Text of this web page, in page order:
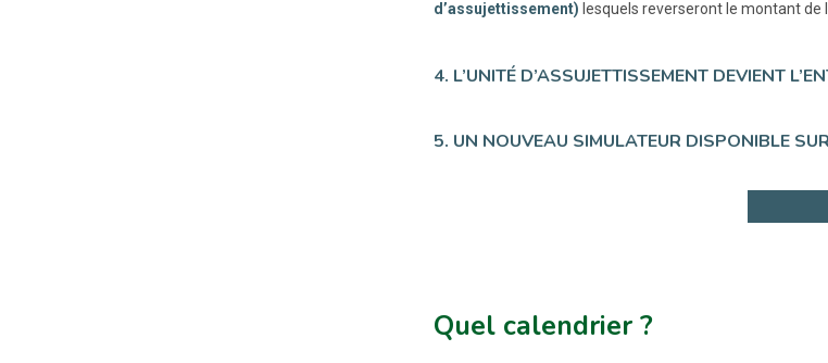
d’assujettissement) lesquels reverseront le montant de
4. L’UNITÉ D’ASSUJETTISSEMENT DEVIENT
5. UN NOUVEAU SIMULATEUR DISPONIBLE
Quel calendrier ?